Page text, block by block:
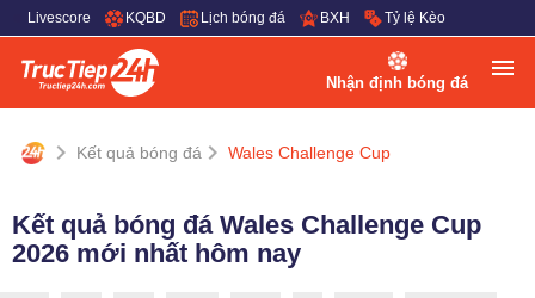
Livescore KQBD Lịch bóng đá BXH Tỷ lệ Kèo
Nhận định bóng đá
Kết quả bóng đá Wales Challenge Cup
Kết quả bóng đá Wales Challenge Cup
2026 mới nhất hôm nay